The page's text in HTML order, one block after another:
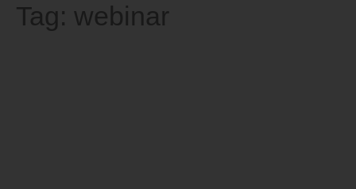
Tag: webinar